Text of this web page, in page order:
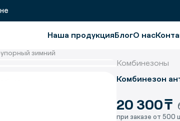
Наша продукцияБлогО нас
зимний
Комбинезоны
Комбинезон
20 300₸
при заказе от 500